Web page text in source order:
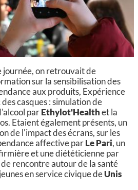
on retrouvait de
sur la sensibilisation des
aux produits, Expérience
casques : simulation de
parEthylot'Healthet la
Etaient également présents, un
de l'impact des écrans, sur les
affective parLe Pari, un
et une diététicienne par
rencontre autour de la santé
en service civique deUnis